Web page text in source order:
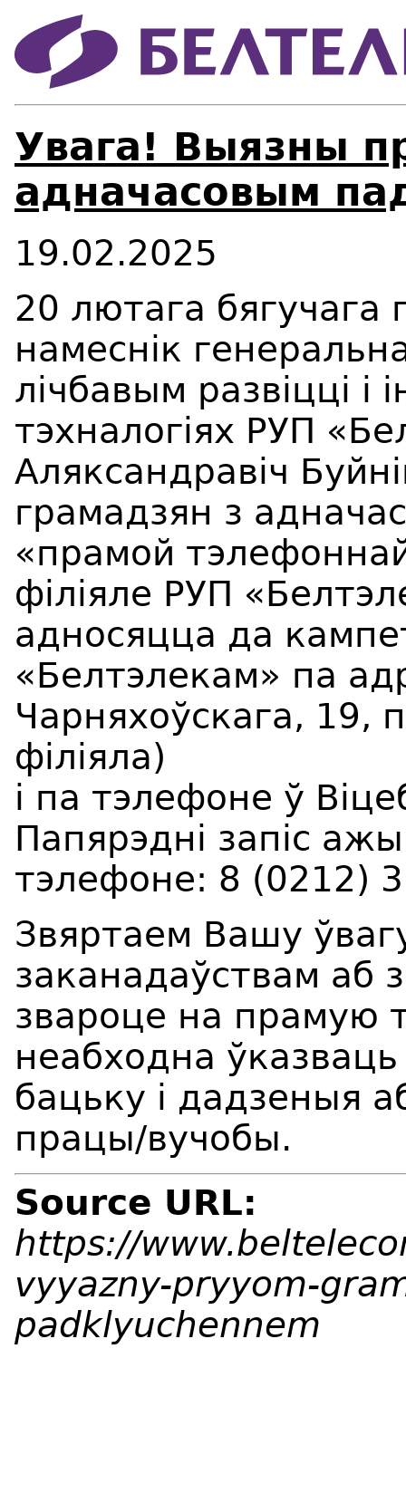
Увага! Выязны
адначасовым
19.02.2025
20 лютага бягучага
намеснік
лічбавым развіцці
тэхналогіях РУП
Аляксандравіч
грамадзян з
«прамой тэлефоннай
філіяле РУП
адносяцца да
«Белтэлекам» па
Чарняхоўскага, 19,
філіяла)
і па тэлефоне ў
Папярэдні запіс
тэлефоне: 8 (0212)
Звяртаем Вашу
заканадаўствам аб
звароце на прамую
неабходна
бацьку і дадзеныя
працы/вучобы.
Source URL:
https://
vyyazny-pryyom-
padklyuchennem